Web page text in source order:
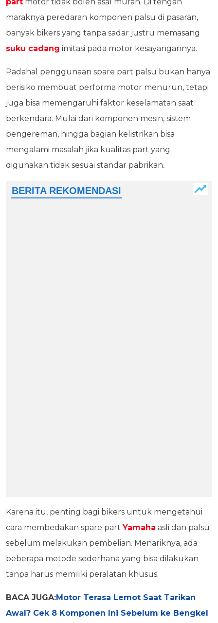
part motor tidak boleh asal murah. Di tengah
maraknya peredaran komponen palsu di pasaran,
banyak bikers yang tanpa sadar justru memasang
suku cadang imitasi pada motor kesayangannya.
Padahal penggunaan spare part palsu bukan hanya
berisiko membuat performa motor menurun, tetapi
juga bisa memengaruhi faktor keselamatan saat
berkendara. Mulai dari komponen mesin, sistem
pengereman, hingga bagian kelistrikan bisa
mengalami masalah jika kualitas part yang
digunakan tidak sesuai standar pabrikan.
Karena itu, penting bagi bikers untuk mengetahui
cara membedakan spare partYamaha asli dan palsu
sebelum melakukan pembelian. Menariknya, ada
beberapa metode sederhana yang bisa dilakukan
tanpa harus memiliki peralatan khusus.
BACA JUGA:Motor Terasa Lemot Saat Tarikan
Awal? Cek 8 Komponen Ini Sebelum ke Bengkel